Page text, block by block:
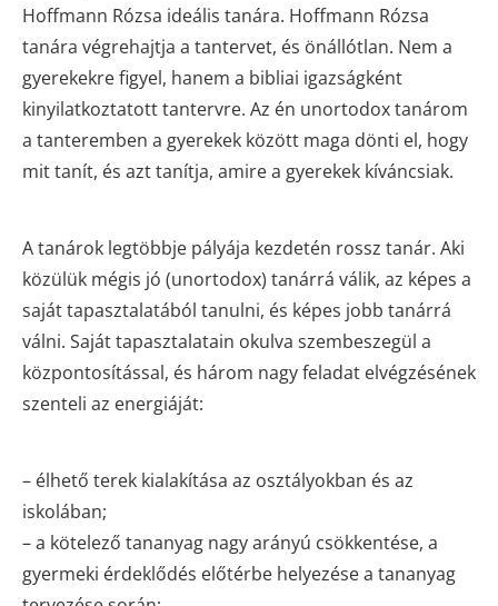
Hoffmann Rózsa ideális tanára. Hoffmann Rózsa
tanára végrehajtja a tantervet, és önállótlan. Nem a
gyerekekre figyel, hanem a bibliai igazságként
kinyilatkoztatott tantervre. Az én unortodox tanárom
a tanteremben a gyerekek között maga dönti el, hogy
mit tanít, és azt tanítja, amire a gyerekek kíváncsiak.
A tanárok legtöbbje pályája kezdetén rossz tanár. Aki
közülük mégis jó (unortodox) tanárrá válik, az képes a
saját tapasztalatából tanulni, és képes jobb tanárrá
válni. Saját tapasztalatain okulva szembeszegül a
központosítással, és három nagy feladat elvégzésének
szenteli az energiáját:
– élhető terek kialakítása az osztályokban és az
iskolában;
– a kötelező tananyag nagy arányú csökkentése, a
gyermeki érdeklődés előtérbe helyezése a tananyag